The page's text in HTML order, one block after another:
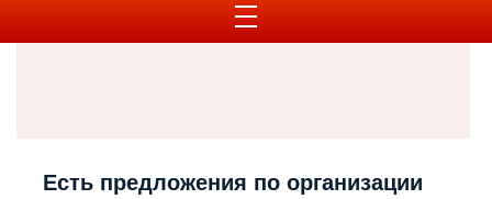
Есть предложения по организации